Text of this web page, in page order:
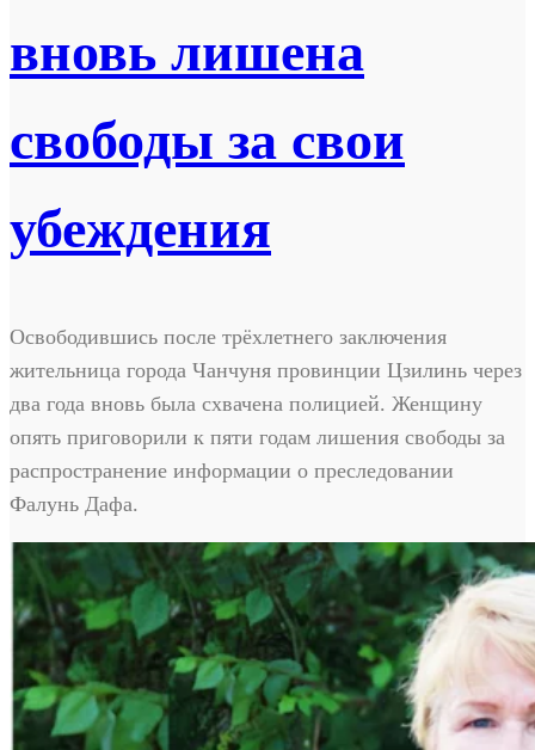
вновь лишена
свободы за свои
убеждения
Освободившись после трёхлетнего заключения
жительница города Чанчуня провинции Цзилинь через
два года вновь была схвачена полицией. Женщину
опять приговорили к пяти годам лишения свободы за
распространение информации о преследовании
Фалунь Дафа.